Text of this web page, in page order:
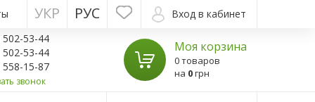
Вход в кабинет
РУС
УКР
502-53-44
502-53-44
558-15-87
звонок
Моя корзина
0 товаров
на 0грн